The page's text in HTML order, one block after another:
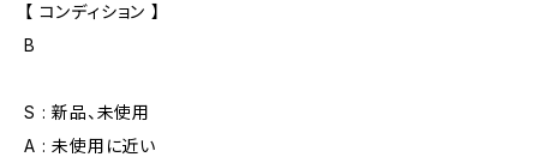
【 コンディション 】
B
S : 新品、未使用
A : 未使用に近い